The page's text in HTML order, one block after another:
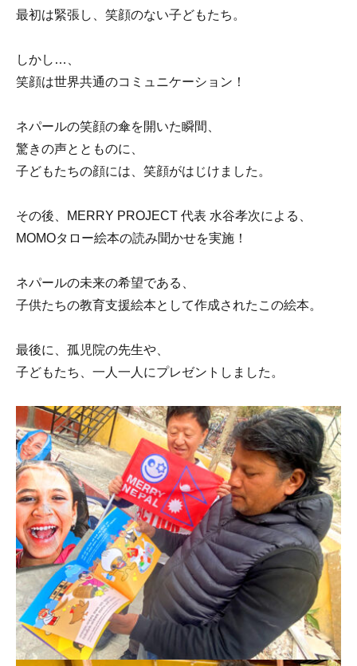
最初は緊張し、笑顔のない子どもたち。
しかし…、
笑顔は世界共通のコミュニケーション！
ネパールの笑顔の傘を開いた瞬間、
驚きの声ととものに、
子どもたちの顔には、笑顔がはじけました。
その後、MERRY PROJECT 代表 水谷孝次による、
MOMOタロー絵本の読み聞かせを実施！
ネパールの未来の希望である、
子供たちの教育支援絵本として作成されたこの絵本。
最後に、孤児院の先生や、
子どもたち、一人一人にプレゼントしました。